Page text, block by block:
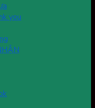
you